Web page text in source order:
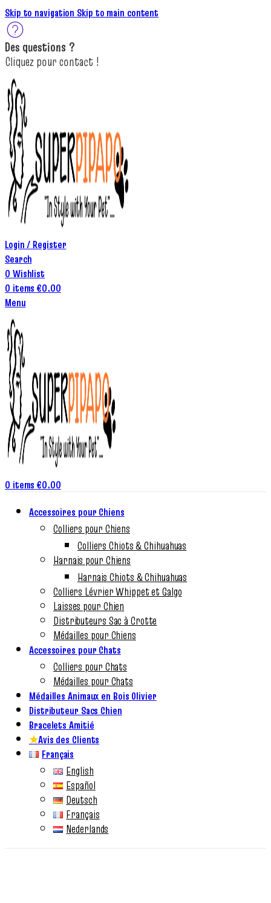
Skip to navigation Skip to main content
Des questions ?
Cliquez pourcontact !
Login / Register
Search
0 Wishlist
0 items €0.00
Menu
0 items €0.00
Accessoires pour Chiens
Colliers pour Chiens
Colliers Chiots & Chihuahuas
Harnais pour Chiens
Harnais Chiots & Chihuahuas
Colliers Lévrier Whippet et Galgo
Laisses pour Chien
Distributeurs Sac à Crotte
Médailles pour Chiens
Accessoires pour Chats
Colliers pour Chats
Médailles pour Chats
Médailles Animaux en Bois Olivier
Distributeur Sacs Chien
Bracelets Amitié
★Avis des Clients
Français
English
Español
Deutsch
Français
Nederlands